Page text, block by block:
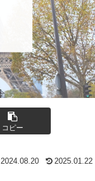
コピー
2024.08.20 2025.01.22